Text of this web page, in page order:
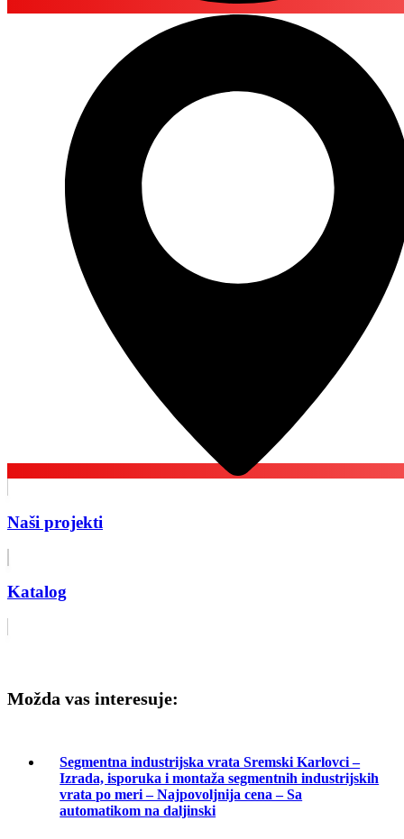
Naši projekti
Katalog
Možda vas interesuje:
Segmentna industrijska vrata Sremski Karlovci –
Izrada, isporuka i montaža segmentnih industrijskih
vrata po meri – Najpovoljnija cena – Sa
automatikom na daljinski